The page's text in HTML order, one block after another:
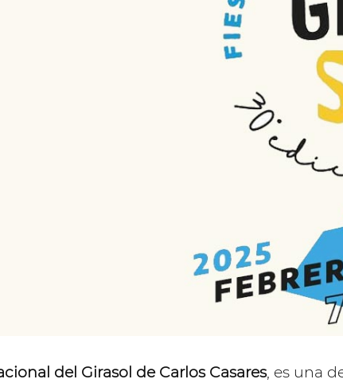
del Girasol de Carlos Casares, es una